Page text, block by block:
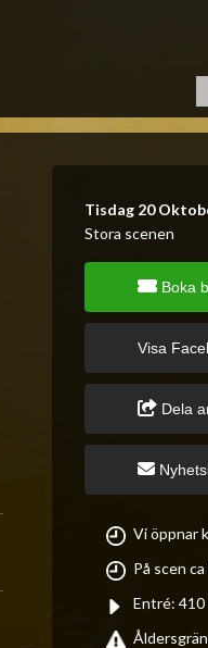
Tisdag 20
Stora scenen
Boka
Visa
Dela
Vi öppnar
På scen
Entré: 410